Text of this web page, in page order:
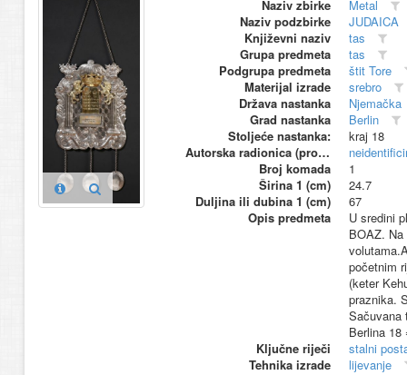
Naziv zbirke
Metal
Naziv podzbirke
JUDAICA
Književni naziv
tas
Grupa predmeta
tas
Podgrupa predmeta
štit Tore
Materijal izrade
srebro
Država nastanka
Njemačka
Grad nastanka
Berlin
Stoljeće nastanka:
kraj 18
Autorska radionica (proizvođač)
Broj komada
1
Širina 1 (cm)
24.7
Duljina ili dubina 1 (cm)
67
Opis predmeta
U sredini
BOAZ.
početnim
(keter
praznika.
Sačuvana
Berlina
Ključne riječi
stalni
Tehnika izrade
lijevanje